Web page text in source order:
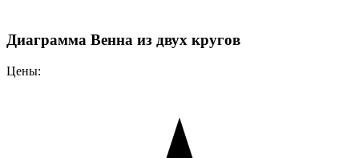
Диаграмма Венна из двух кругов
Цены: